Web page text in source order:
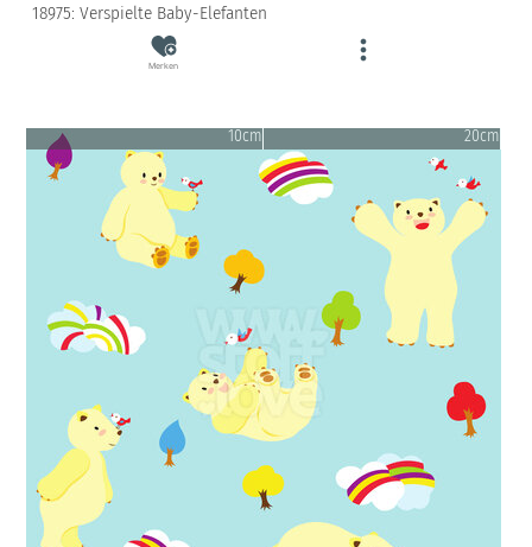
18975: Verspielte Baby-Elefanten
Merken
10cm 20cm